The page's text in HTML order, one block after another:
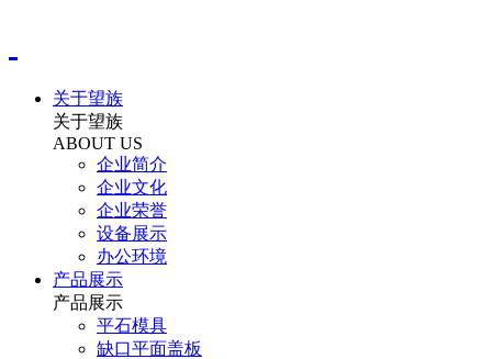
关于望族
关于望族
ABOUT US
企业简介
企业文化
企业荣誉
设备展示
办公环境
产品展示
产品展示
平石模具
缺口平面盖板